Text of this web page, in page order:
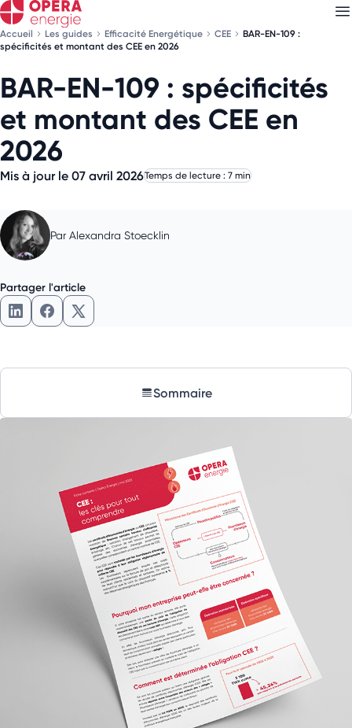
Accueil Les guides Efficacité Energétique CEE
BAR-EN-109 :
spécificités et montant des CEE en 2026
BAR-EN-109 : spécificités
et montant des CEE en
2026
Mis à jour le 07 avril 2026Temps de lecture : 7 min
Par Alexandra Stoecklin
Partager l'article
Partager l'article sur LinkedIn
Partager l'article sur Facebook
Partager l'article sur X
Sommaire
Découvrez nosnewsletters
Choisissez les newsletters qui vous intéressent